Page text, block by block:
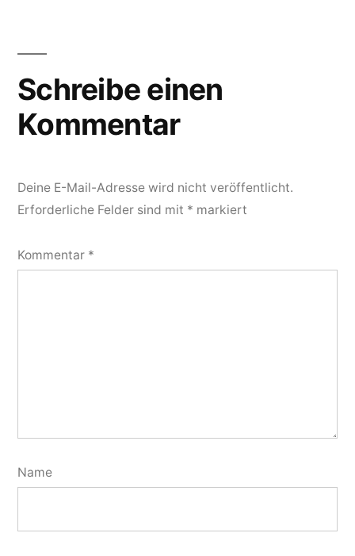
Schreibe einen
Kommentar
Deine E-Mail-Adresse wird nicht veröffentlicht.
Erforderliche Felder sind mit * markiert
Kommentar *
Name